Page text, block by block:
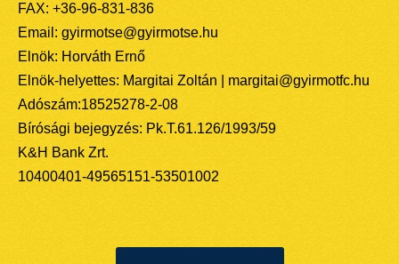
FAX: +36-96-831-836
Email: gyirmotse@gyirmotse.hu
Elnök: Horváth Ernő
Elnök-helyettes: Margitai Zoltán | margitai@gyirmotfc.hu
Adószám:18525278-2-08
Bírósági bejegyzés: Pk.T.61.126/1993/59
K&H Bank Zrt.
10400401-49565151-53501002